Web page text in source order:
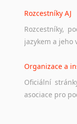
Rozcestníky AJ
Rozcestníky,
jazykem a jeho
Organizace a
Oficiální
asociace pro